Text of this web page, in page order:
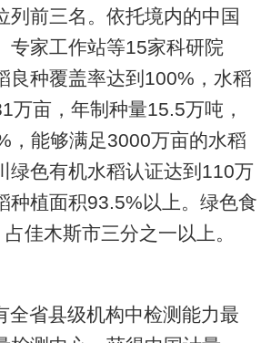
列前三名。依托境内的中国
专家工作站等15家科研院
良种覆盖率达到100%，水稻
万亩，年制种量15.5万吨，
，能够满足3000万亩的水稻
绿色有机水稻认证达到110万
种植面积93.5%以上。绿色食
佳木斯市三分之一以上。
全省县级机构中检测能力最